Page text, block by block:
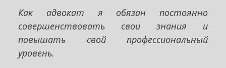
Как адвокат я обязан постоянно
совершенствовать свои знания и
повышать свой профессиональный
уровень.